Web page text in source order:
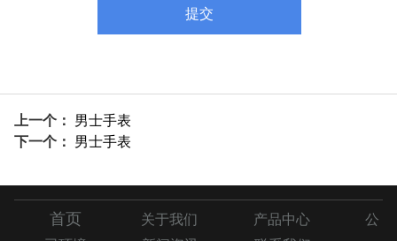
提交
上一个： 男士手表
下一个： 男士手表
首页 关于我们 产品中心
公